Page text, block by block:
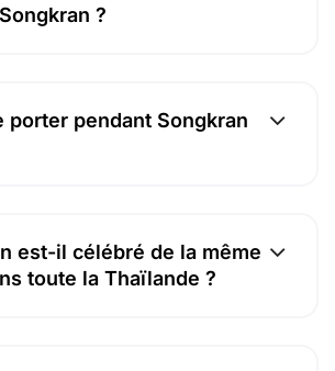
?
porter pendant Songkran
est-il célébré de la même
toute la Thaïlande ?